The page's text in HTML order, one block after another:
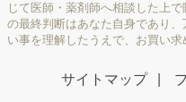
じて医師・薬剤師へ相談した上
の最終判断はあなた自身であり
い事を理解したうえで、お買い求
サイトマップ